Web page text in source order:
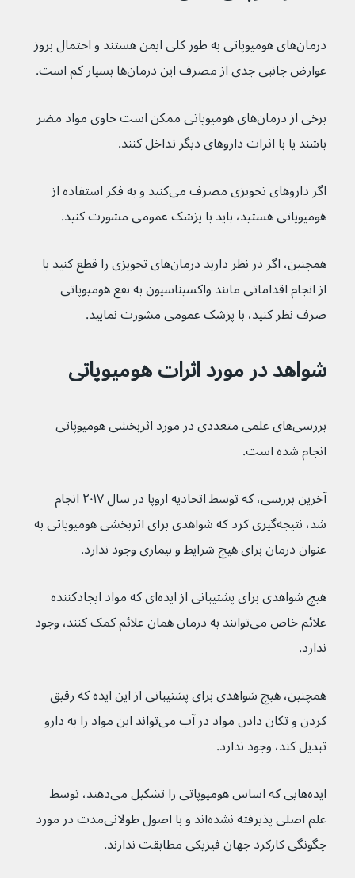
درمان‌های هومیوپاتی به طور کلی ایمن هستند و احتمال بروز
عوارض جانبی جدی از مصرف این درمان‌ها بسیار کم است.
برخی از درمان‌های هومیوپاتی ممکن است حاوی مواد مضر
باشند یا با اثرات داروهای دیگر تداخل کنند.
اگر داروهای تجویزی مصرف می‌کنید و به فکر استفاده از
هومیوپاتی هستید، باید با پزشک عمومی مشورت کنید.
همچنین، اگر در نظر دارید درمان‌های تجویزی را قطع کنید یا
از انجام اقداماتی مانند واکسیناسیون به نفع هومیوپاتی
صرف نظر کنید، با پزشک عمومی مشورت نمایید.
شواهد در مورد اثرات هومیوپاتی
بررسی‌های علمی متعددی در مورد اثربخشی هومیوپاتی
انجام شده است.
آخرین بررسی، که توسط اتحادیه اروپا در سال ۲۰۱۷ انجام
شد، نتیجه‌گیری کرد که شواهدی برای اثربخشی هومیوپاتی به
عنوان درمان برای هیچ شرایط و بیماری وجود ندارد.
هیچ شواهدی برای پشتیبانی از ایده‌ای که مواد ایجادکننده
علائم خاص می‌توانند به درمان همان علائم کمک کنند، وجود
ندارد.
همچنین، هیچ شواهدی برای پشتیبانی از این ایده که رقیق
کردن و تکان دادن مواد در آب می‌تواند این مواد را به دارو
تبدیل کند، وجود ندارد.
ایده‌هایی که اساس هومیوپاتی را تشکیل می‌دهند، توسط
علم اصلی پذیرفته نشده‌اند و با اصول طولانی‌مدت در مورد
چگونگی کارکرد جهان فیزیکی مطابقت ندارند.